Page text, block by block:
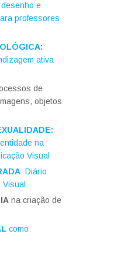
desenho e
professores
ativa
de
objetos
na
Visual
: Diário
na criação de
como